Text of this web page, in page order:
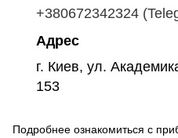
+380672342324
Адрес
г. Киев, ул.
153
Подробнее ознакомиться с